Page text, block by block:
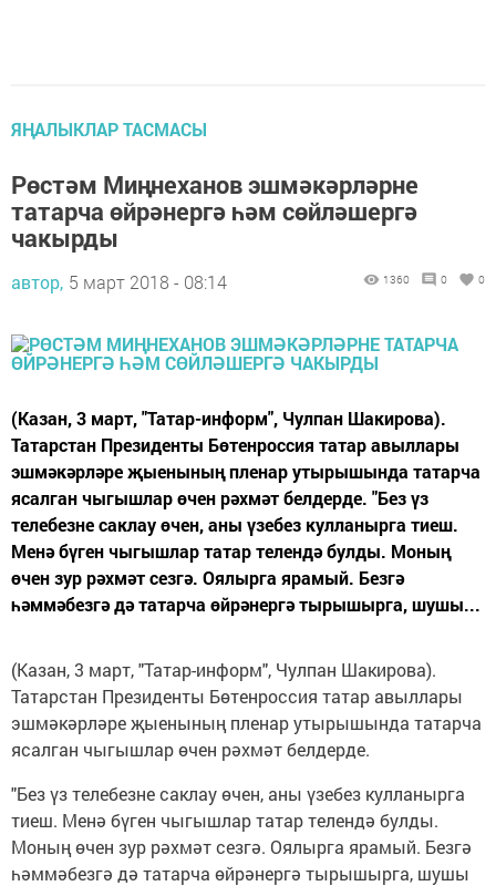
ЯҢАЛЫКЛАР ТАСМАСЫ
Рөстәм Миңнеханов эшмәкәрләрне
татарча өйрәнергә һәм сөйләшергә
чакырды
автор, 5 март 2018 - 08:14 1360 0 0
(Казан, 3 март, "Татар-информ", Чулпан Шакирова).
Татарстан Президенты Бөтенроссия татар авыллары
эшмәкәрләре җыенының пленар утырышында татарча
ясалган чыгышлар өчен рәхмәт белдерде. "Без үз
телебезне саклау өчен, аны үзебез кулланырга тиеш.
Менә бүген чыгышлар татар телендә булды. Моның
өчен зур рәхмәт сезгә. Оялырга ярамый. Безгә
һәммәбезгә дә татарча өйрәнергә тырышырга, шушы...
(Казан, 3 март, "Татар-информ", Чулпан Шакирова).
Татарстан Президенты Бөтенроссия татар авыллары
эшмәкәрләре җыенының пленар утырышында татарча
ясалган чыгышлар өчен рәхмәт белдерде.
"Без үз телебезне саклау өчен, аны үзебез кулланырга
тиеш. Менә бүген чыгышлар татар телендә булды.
Моның өчен зур рәхмәт сезгә. Оялырга ярамый. Безгә
һәммәбезгә дә татарча өйрәнергә тырышырга, шушы